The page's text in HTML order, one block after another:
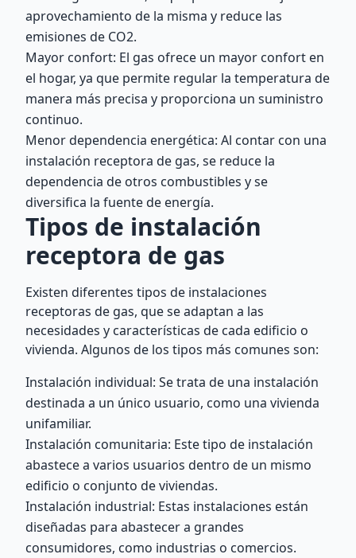
aprovechamiento de la misma y reduce las
emisiones de CO2.
Mayor confort: El gas ofrece un mayor confort en
el hogar, ya que permite regular la temperatura de
manera más precisa y proporciona un suministro
continuo.
Menor dependencia energética: Al contar con una
instalación receptora de gas, se reduce la
dependencia de otros combustibles y se
diversifica la fuente de energía.
Tipos de instalación
receptora de gas
Existen diferentes tipos de instalaciones
receptoras de gas, que se adaptan a las
necesidades y características de cada edificio o
vivienda. Algunos de los tipos más comunes son:
Instalación individual: Se trata de una instalación
destinada a un único usuario, como una vivienda
unifamiliar.
Instalación comunitaria: Este tipo de instalación
abastece a varios usuarios dentro de un mismo
edificio o conjunto de viviendas.
Instalación industrial: Estas instalaciones están
diseñadas para abastecer a grandes
consumidores, como industrias o comercios.